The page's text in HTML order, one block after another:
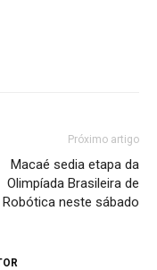
Próximo artigo
Macaé sedia etapa da
Olimpíada Brasileira de
Robótica neste sábado